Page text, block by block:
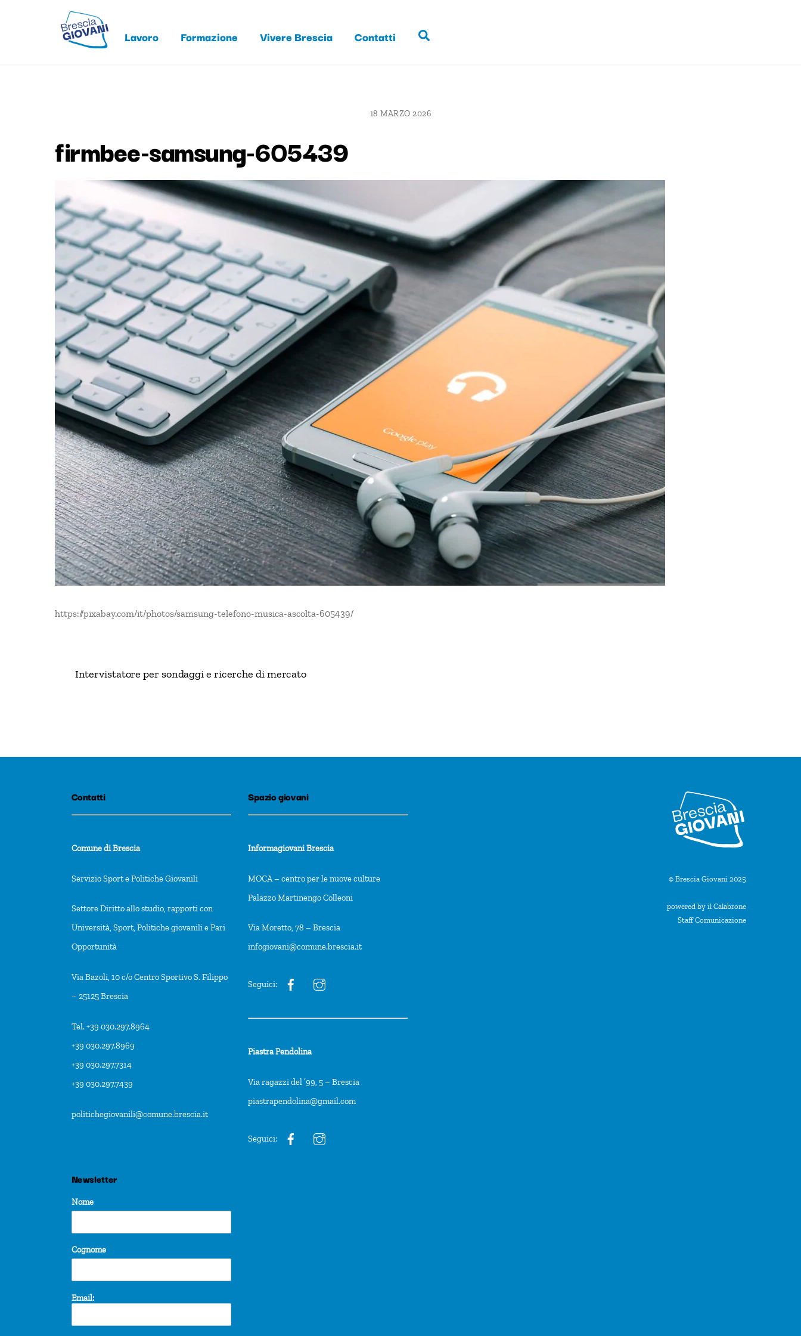
Lavoro Formazione Vivere Brescia Contatti
18 MARZO 2026
firmbee-samsung-605439
https://pixabay.com/it/photos/samsung-telefono-musica-ascolta-605439/
Intervistatore per sondaggi e ricerche di mercato
© Brescia Giovani 2025
powered by il Calabrone
Staff Comunicazione
Contatti
Comune di Brescia
Servizio Sport e Politiche Giovanili
Settore Diritto allo studio, rapporti con
Università, Sport, Politiche giovanili e Pari
Opportunità
Via Bazoli, 10 c/o Centro Sportivo S. Filippo
– 25125 Brescia
Tel. +39 030.297.8964
+39 030.297.8969
+39 030.297.7314
+39 030.297.7439
politichegiovanili@comune.brescia.it
Spazio giovani
Informagiovani Brescia
MOCA – centro per le nuove culture
Palazzo Martinengo Colleoni
Via Moretto, 78 – Brescia
infogiovani@comune.brescia.it
Seguici:
Piastra Pendolina
Via ragazzi del ’99, 5 – Brescia
piastrapendolina@gmail.com
Seguici:
Newsletter
Nome
Cognome
Email: